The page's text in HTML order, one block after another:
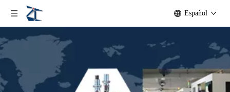
Español